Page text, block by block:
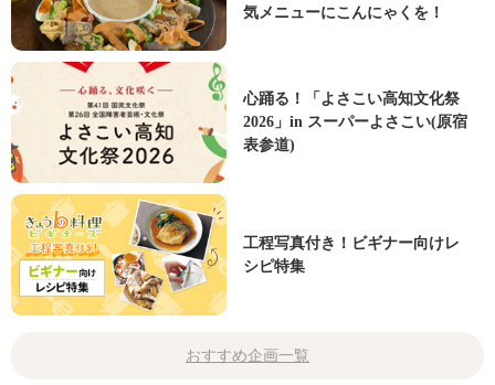
気メニューにこんにゃくを！
心踊る！「よさこい高知文化祭
2026」in スーパーよさこい(原宿
表参道)
工程写真付き！ビギナー向けレ
シピ特集
おすすめ企画一覧